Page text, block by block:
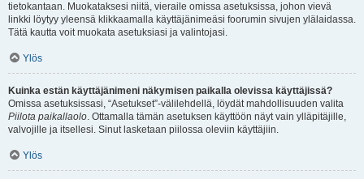
tietokantaan. Muokataksesi niitä, vieraile omissa asetuksissa, johon vievä
linkki löytyy yleensä klikkaamalla käyttäjänimeäsi foorumin sivujen ylälaidassa.
Tätä kautta voit muokata asetuksiasi ja valintojasi.
Ylös
Kuinka estän käyttäjänimeni näkymisen paikalla olevissa käyttäjissä?
Omissa asetuksissasi, “Asetukset”-välilehdellä, löydät mahdollisuuden valita
Piilota paikallaolo. Ottamalla tämän asetuksen käyttöön näyt vain ylläpitäjille,
valvojille ja itsellesi. Sinut lasketaan piilossa oleviin käyttäjiin.
Ylös